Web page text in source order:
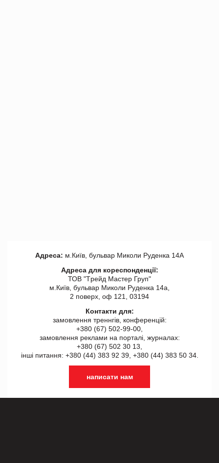
Адреса: м.Київ, бульвар Миколи Руденка 14А
Адреса для кореспонденції:
ТОВ "Tрейд Мастер Груп"
м.Київ, бульвар Миколи Руденка 14а,
2 поверх, оф 121, 03194
Контакти для:
замовлення треннгів, конференцій:
+380 (67) 502-99-00,
замовлення реклами на порталі, журналах:
+380 (67) 502 30 13,
інші питання: +380 (44) 383 92 39, +380 (44) 383 50 34.
написати нам